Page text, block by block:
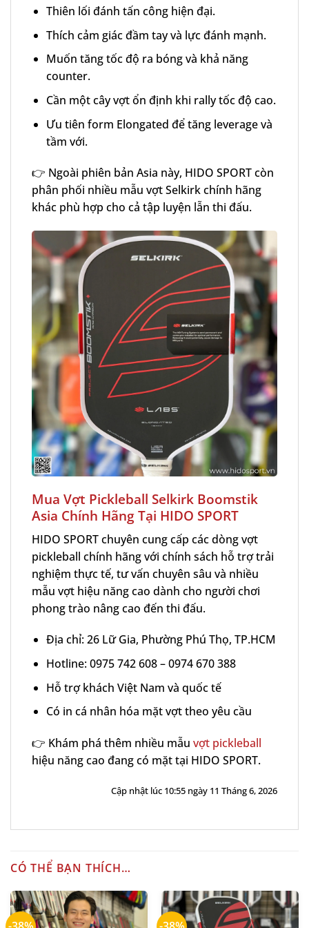
Thiên lối đánh tấn công hiện đại.
Thích cảm giác đầm tay và lực đánh mạnh.
Muốn tăng tốc độ ra bóng và khả năng
counter.
Cần một cây vợt ổn định khi rally tốc độ cao.
Ưu tiên form Elongated để tăng leverage và
tầm với.
👉 Ngoài phiên bản Asia này, HIDO SPORT còn
phân phối nhiều mẫu vợt Selkirk chính hãng
khác phù hợp cho cả tập luyện lẫn thi đấu.
Mua Vợt Pickleball Selkirk Boomstik
Asia Chính Hãng Tại HIDO SPORT
HIDO SPORT chuyên cung cấp các dòng vợt
pickleball chính hãng với chính sách hỗ trợ trải
nghiệm thực tế, tư vấn chuyên sâu và nhiều
mẫu vợt hiệu năng cao dành cho người chơi
phong trào nâng cao đến thi đấu.
Địa chỉ: 26 Lữ Gia, Phường Phú Thọ, TP.HCM
Hotline: 0975 742 608 – 0974 670 388
Hỗ trợ khách Việt Nam và quốc tế
Có in cá nhân hóa mặt vợt theo yêu cầu
👉 Khám phá thêm nhiều mẫu vợt pickleball
hiệu năng cao đang có mặt tại HIDO SPORT.
Cập nhật lúc 10:55 ngày 11 Tháng 6, 2026
CÓ THỂ BẠN THÍCH…